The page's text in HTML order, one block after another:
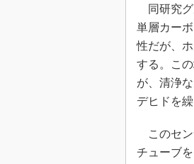
同研究グ
単層カー
性だが、
する。こ
が、清浄
デヒドを
このセン
チューブ